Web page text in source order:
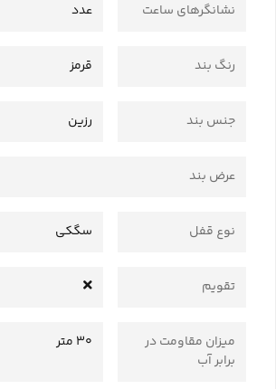
نشانگرهای ساعت عدد
رنگ بند قرمز
جنس بند رزین
عرض بند
نوع قفل سگکی
تقویم
میزان مقاومت در
برابر آب
30 متر